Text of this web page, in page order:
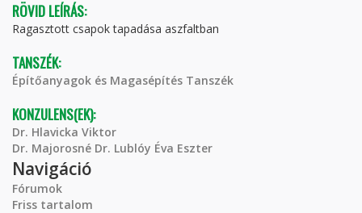
RÖVID LEÍRÁS:
Ragasztott csapok tapadása aszfaltban
TANSZÉK:
Építőanyagok és Magasépítés Tanszék
KONZULENS(EK):
Dr. Hlavicka Viktor
Dr. Majorosné Dr. Lublóy Éva Eszter
Navigáció
Fórumok
Friss tartalom